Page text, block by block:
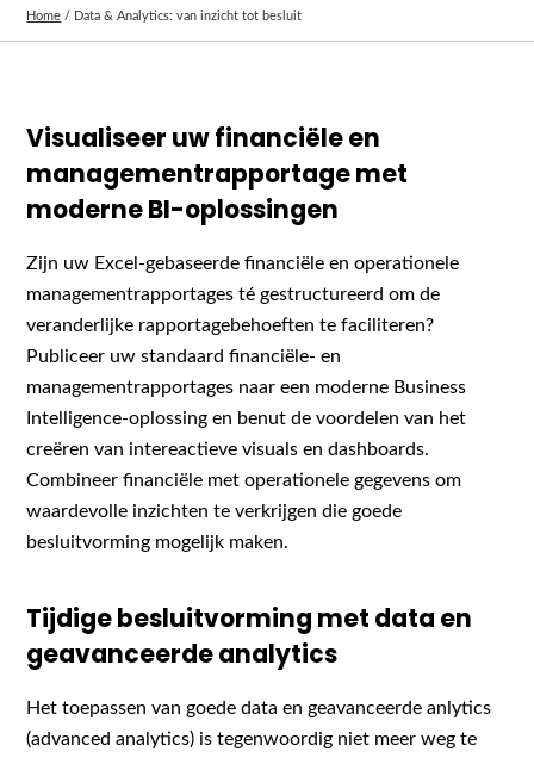
Home / Data & Analytics: van inzicht tot besluit
Visualiseer uw financiële en
managementrapportage met
moderne BI-oplossingen
Zijn uw Excel-gebaseerde financiële en operationele
managementrapportages té gestructureerd om de
veranderlijke rapportagebehoeften te faciliteren?
Publiceer uw standaard financiële- en
managementrapportages naar een moderne Business
Intelligence-oplossing en benut de voordelen van het
creëren van intereactieve visuals en dashboards.
Combineer financiële met operationele gegevens om
waardevolle inzichten te verkrijgen die goede
besluitvorming mogelijk maken.
Tijdige besluitvorming met data en
geavanceerde analytics
Het toepassen van goede data en geavanceerde anlytics
(advanced analytics) is tegenwoordig niet meer weg te